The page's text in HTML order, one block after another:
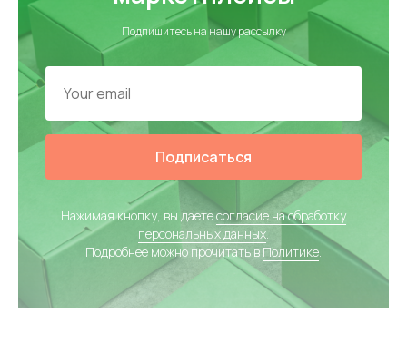
Подпишитесь на нашу рассылку
Подписаться
Нажимая кнопку, вы даетесогласие на обработку
персональных данных
Подробнее можно прочитать в Политике